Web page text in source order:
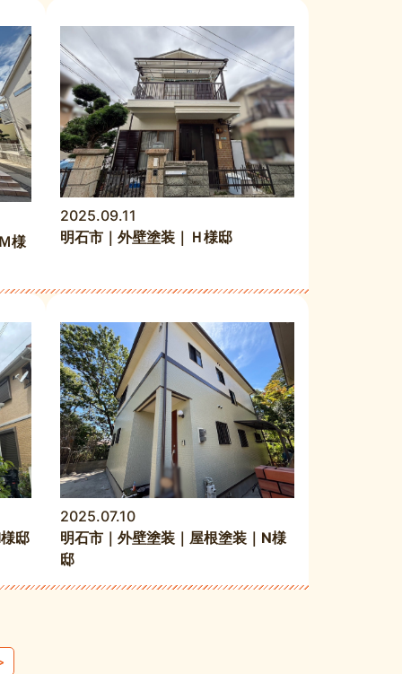
様
2025.09.11
明石市｜外壁塗装｜Ｈ様邸
邸
2025.07.10
明石市｜外壁塗装｜屋根塗装｜N様
邸